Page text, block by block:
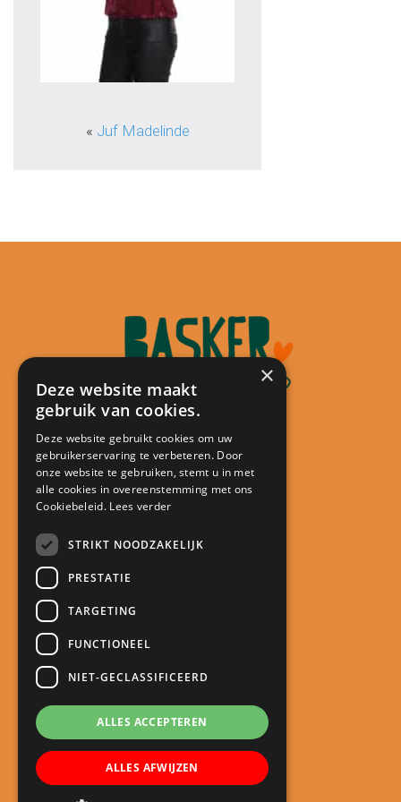
« Juf Madelinde
Contact
Kindcentrum De Minstreel
3401 CA IJsselstein
Snel naar
Meld je kind aan
Roosters
Oudercommunicatie
Nieuws
×
Deze website maakt
gebruik van cookies.
Deze website gebruikt cookies om uw
gebruikerservaring te verbeteren. Door
onze website te gebruiken, stemt u in met
alle cookies in overeenstemming met ons
Cookiebeleid. Lees verder
STRIKT NOODZAKELIJK
PRESTATIE
TARGETING
FUNCTIONEEL
NIET-GECLASSIFICEERD
ALLES ACCEPTEREN
ALLES AFWIJZEN